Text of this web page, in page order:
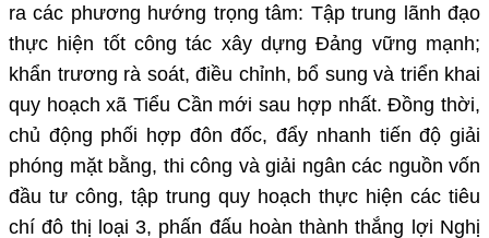
ra các phương hướng trọng tâm: Tập trung lãnh đạo
thực hiện tốt công tác xây dựng Đảng vững mạnh;
khẩn trương rà soát, điều chỉnh, bổ sung và triển khai
quy hoạch xã Tiểu Cần mới sau hợp nhất. Đồng thời,
chủ động phối hợp đôn đốc, đẩy nhanh tiến độ giải
phóng mặt bằng, thi công và giải ngân các nguồn vốn
đầu tư công, tập trung quy hoạch thực hiện các tiêu
chí đô thị loại 3, phấn đấu hoàn thành thắng lợi Nghị